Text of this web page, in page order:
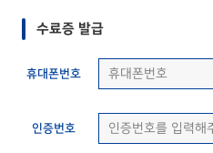
수료증 발급
휴대폰번호
인증번호